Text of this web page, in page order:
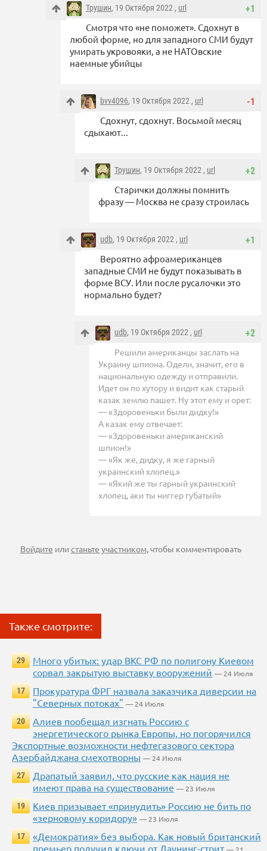
+1
Трушин, 19 Октября 2022 , url
Смотря что «не поможет». Сдохнут в
любой форме, но для западного СМИ будут
умирать укровояки, а не НАТОвские
наемные убийцы
-1
bvv4096, 19 Октября 2022 , url
Сдохнут, сдохнут. Восьмой месяц
сдыхают...
+2
Трушин, 19 Октября 2022 , url
Старички должны помнить
фразу — Москва не сразу строилась
+1
udb, 19 Октября 2022 , url
Вероятно афроамериканцев
западные СМИ не будут показывать в
форме ВСУ. Или после русалочки это
нормально будет?
+2
udb, 19 Октября 2022 , url
Решили американцы заслать на
Украину шпиона. Одели, значит, его в
национальную одежду и отправили.
Идет он по хутору и видит как старый
казак землю пашет. Ну этот ему и орет:
— «Здоровеньки были дидку!»
А казак ему отвечает:
— «Здоровеньки американский
шпион!»
— «Як же, дидку, я же гарный
украинский хлопец.»
— «Який же ты гарный украинский
хлопец, аки ты ниггер губатый»
Войдите илистаньте участником, чтобы комментировать
Также смотрите:
29
Много убитых: удар ВКС РФ по полигону Киевом
сорвал закрытую выставку вооружений — 24 Июля
17
Прокуратура ФРГ назвала заказчика диверсии на
"Северных потоках" — 24 Июля
20
Алиев пообещал изгнать Россию с
энергетического рынка Европы, но погорячился
Экспортные возможности нефтегазового сектора
Азербайджана смехотворны — 24 Июля
27
Драпатый заявил, что русские как нация не
имеют права на существование — 23 Июля
19
Киев призывает «принудить» Россию не бить по
«зерновому коридору» — 23 Июля
17
«Демократия» без выбора. Как новый британский
премьер получил ключи от Даунинг-стрит